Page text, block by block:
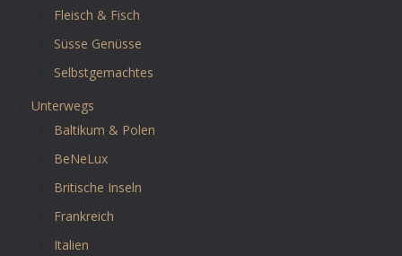
Fleisch & Fisch
Süsse Genüsse
Selbstgemachtes
Unterwegs
Baltikum & Polen
BeNeLux
Britische Inseln
Frankreich
Italien